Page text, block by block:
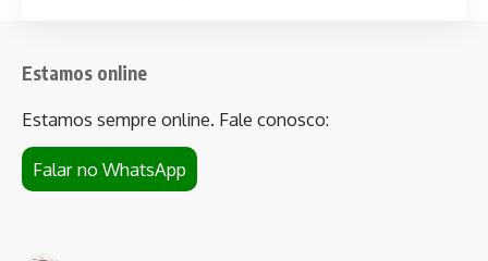
Estamos online
Estamos sempre online. Fale conosco:
Falar no WhatsApp